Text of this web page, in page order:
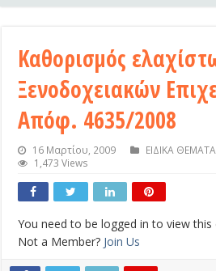
Καθορισμός
Ξενοδοχειακών
Απόφ. 4635/2008
16 Μαρτίου, 2009 ΕΙΔΙΚΑ ΘΕΜΑΤΑ
1,473 Views
You need to be logged in to view this
Not a Member? Join Us